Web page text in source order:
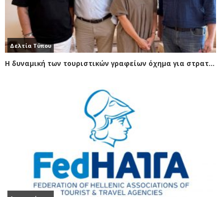
Δελτία Τύπου
Η δυναμική των τουριστικών γραφείων όχημα για στρατηγικές κινήσεις στον Ελληνικό τουρισμό